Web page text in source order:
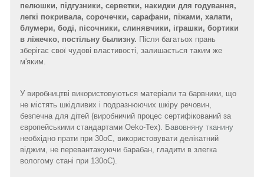
пелюшки, підгузники, серветки, накидки для годування,
легкі покривала, сорочечки, сарафани, піжами, халати,
блумери, боді, пісочники, слинявчики, іграшки, бортики
в ліжечко, постільну былизну. Після багатьох прань
зберігає свої чудові властивості, залишається таким же
м'яким.
У виробництві використовуються матеріали та барвники, що
не містять шкідливих і подразнюючих шкіру речовин,
безпечна для дітей (виробничий процес сертифікований за
європейськими стандартами Oeko-Tex).
Бавовняну тканину
необхідно прати при 30оС, використовувати делікатний
віджим, не перевантажуючи барабан, гладити в злегка
вологому стані при 130оС).